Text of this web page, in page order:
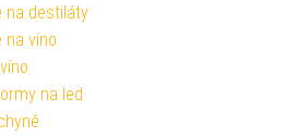
na destiláty
na víno
na led